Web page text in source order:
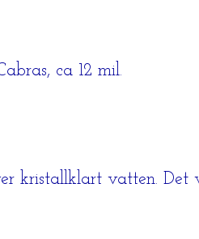
ca 12 mil.
kristallklart vatten.